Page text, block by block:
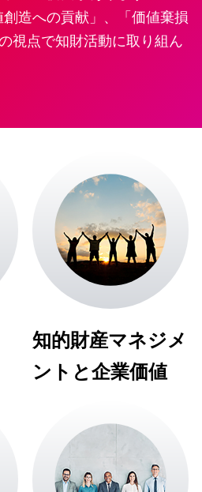
造への貢献」、「価値棄損
視点で知財活動に取り組ん
知的財産マネジメ
ントと企業価値